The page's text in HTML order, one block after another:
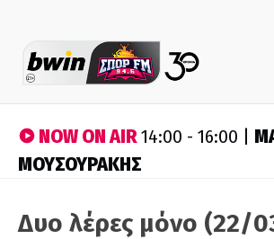
NOW ON AIR14:00 - 16:00 |
ΜΟΥΣΟΥΡΑΚΗΣ
Δυο λέρες μόνο (22/